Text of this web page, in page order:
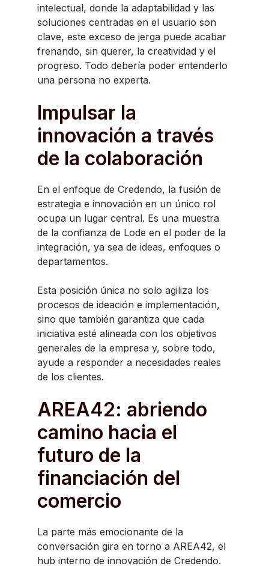
intelectual, donde la adaptabilidad y las
soluciones centradas en el usuario son
clave, este exceso de jerga puede acabar
frenando, sin querer, la creatividad y el
progreso. Todo debería poder entenderlo
una persona no experta.
Impulsar la
innovación a través
de la colaboración
En el enfoque de Credendo, la fusión de
estrategia e innovación en un único rol
ocupa un lugar central. Es una muestra
de la confianza de Lode en el poder de la
integración, ya sea de ideas, enfoques o
departamentos.
Esta posición única no solo agiliza los
procesos de ideación e implementación,
sino que también garantiza que cada
iniciativa esté alineada con los objetivos
generales de la empresa y, sobre todo,
ayude a responder a necesidades reales
de los clientes.
AREA42: abriendo
camino hacia el
futuro de la
financiación del
comercio
La parte más emocionante de la
conversación gira en torno a AREA42, el
hub interno de innovación de Credendo.